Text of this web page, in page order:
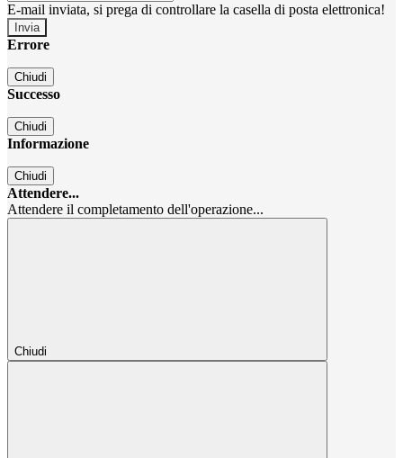
E-mail inviata, si prega di controllare la casella di posta elettronica!
Errore
Chiudi
Successo
Chiudi
Informazione
Chiudi
Attendere...
Attendere il completamento dell'operazione...
Chiudi